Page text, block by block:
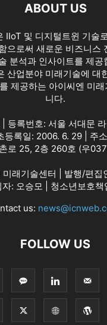
ABOUT US
IIoT 및 디지털트윈 기술
으로써 새로운 비즈니스
분석과 인사이트를 제공
산업분야 미래기술에 대
제공하는 아이씨엔 미
니다.
| 등록번호: 서울 서대문
등록일: 2006. 6. 29 | 주
로 25, 2층 260호 (우
미래기술센터 | 발행/편집
: 오승모 | 청소년보호책
us:
FOLLOW US